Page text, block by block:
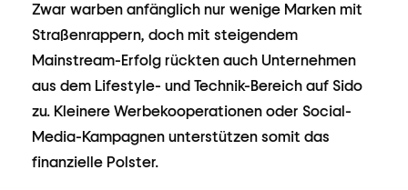
Zwar warben anfänglich nur wenige Marken mit
Straßenrappern, doch mit steigendem
Mainstream-Erfolg rückten auch Unternehmen
aus dem Lifestyle- und Technik-Bereich auf Sido
zu. Kleinere Werbekooperationen oder Social-
Media-Kampagnen unterstützen somit das
finanzielle Polster.